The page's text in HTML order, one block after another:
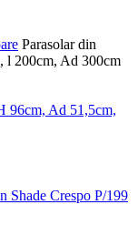
Parasolar din
l 200cm, Ad 300cm
96cm, Ad 51,5cm,
Shade Crespo P/199